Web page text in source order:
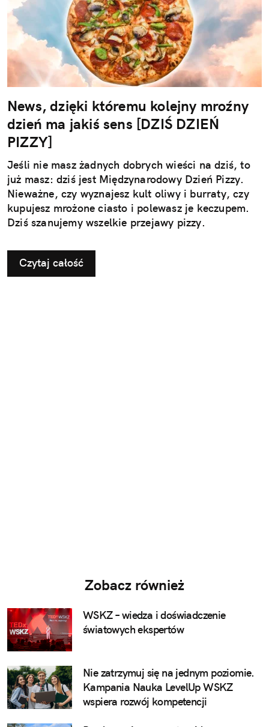
News, dzięki któremu kolejny mroźny
dzień ma jakiś sens [DZIŚ DZIEŃ
PIZZY]
Jeśli nie masz żadnych dobrych wieści na dziś, to
już masz: dziś jest Międzynarodowy Dzień Pizzy.
Nieważne, czy wyznajesz kult oliwy i burraty, czy
kupujesz mrożone ciasto i polewasz je keczupem.
Dziś szanujemy wszelkie przejawy pizzy.
Czytaj całość
Zobacz również
WSKZ – wiedza i doświadczenie
światowych ekspertów
Nie zatrzymuj się na jednym poziomie.
Kampania Nauka LevelUp WSKZ
wspiera rozwój kompetencji